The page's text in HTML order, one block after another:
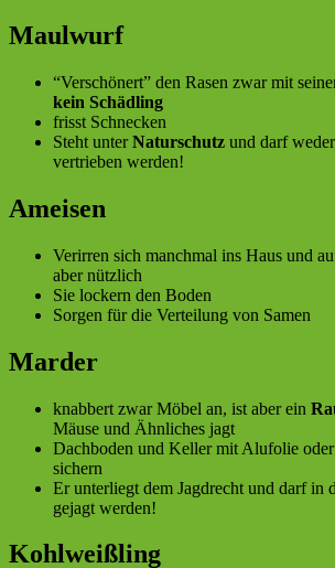
Maulwurf
“Verschönert” den Rasen zwar mit
kein Schädling
frisst Schnecken
Steht unterNaturschutz und darf
vertrieben werden!
Ameisen
Verirren sich manchmal ins Haus und
aber nützlich
Sie lockern den Boden
Sorgen für die Verteilung von Samen
Marder
knabbert zwar Möbel an, ist aber ein
Mäuse und Ähnliches jagt
Dachboden und Keller mit Alufolie oder
sichern
Er unterliegt dem Jagdrecht und darf in
gejagt werden!
Kohlweißling